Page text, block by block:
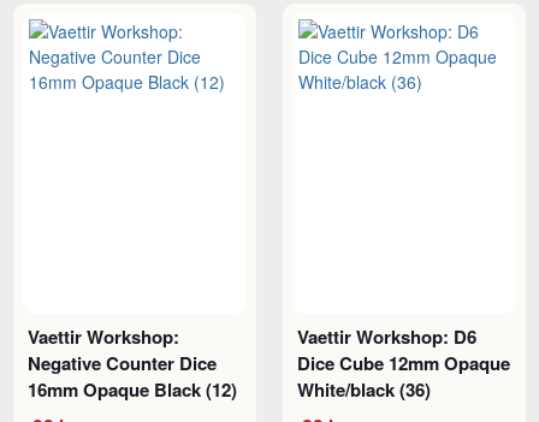
Vaettir Workshop:
Negative Counter Dice
16mm Opaque Black (12)
Vaettir Workshop: D6
Dice Cube 12mm Opaque
White/black (36)